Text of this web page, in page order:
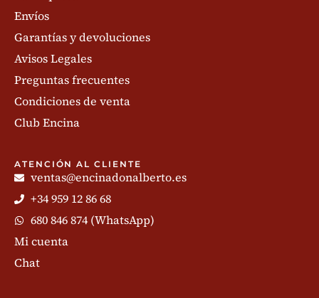
Envíos
Garantías y devoluciones
Avisos Legales
Preguntas frecuentes
Condiciones de venta
Club Encina
ATENCIÓN AL CLIENTE
ventas@encinadonalberto.es
+34 959 12 86 68
680 846 874 (WhatsApp)
Mi cuenta
Chat